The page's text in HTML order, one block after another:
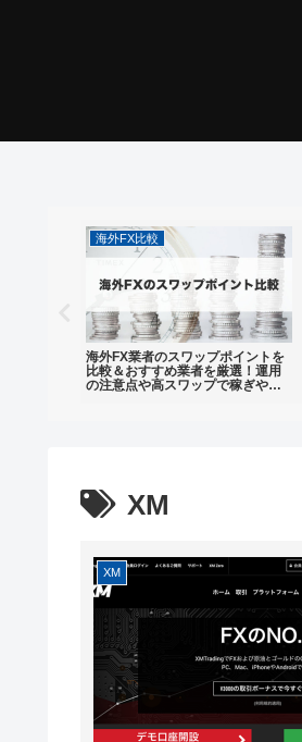
海外FX比較
海外FX業者のスワップポイントを
比較＆おすすめ業者を厳選！運用
の注意点や高スワップで稼ぎやす
XM
XM